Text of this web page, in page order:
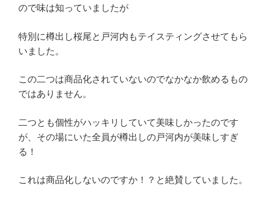
ので味は知っていましたが
特別に樽出し桜尾と戸河内もテイスティングさせてもら
いました。
この二つは商品化されていないのでなかなか飲めるもの
ではありません。
二つとも個性がハッキリしていて美味しかったのです
が、その場にいた全員が樽出しの戸河内が美味しすぎ
る！
これは商品化しないのですか！？と絶賛していました。